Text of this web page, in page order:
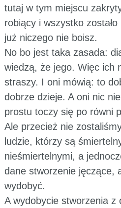
tutaj w tym miejscu
robiący i wszystko
już niczego nie boisz.
No bo jest taka zasada:
wiedzą, że jego. Więc ich
straszy. I oni mówią: to
dobrze dzieje. A oni nic
prostu toczy się po równi
Ale przecież nie
ludzie, którzy są
nieśmiertelnymi, a
dane stworzenie jęczące,
wydobyć.
A wydobycie stworzenia z